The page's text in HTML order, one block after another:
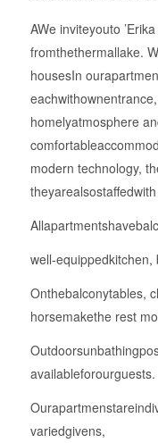
AWe inviteyouto
fromthethermallake.
housesIn
homelyatmosphere
modern technology,
well-
Onthebalconytables,
horsemakethe rest
availableforourguests.
variedgivens,